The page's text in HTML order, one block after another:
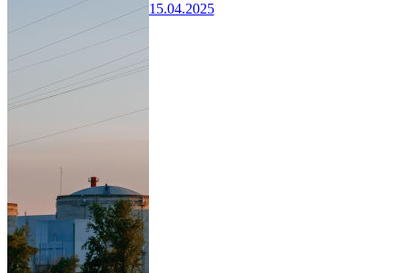
15.04.2025